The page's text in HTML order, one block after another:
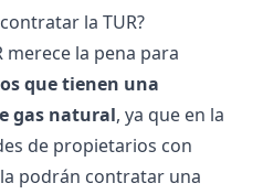
la TUR?
merece la pena para
que tienen una
gas natural, ya que en la
de propietarios con
podrán contratar una